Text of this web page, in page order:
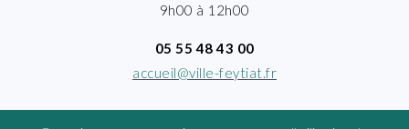
9h00 à 12h00
05 55 48 43 00
accueil@ville-feytiat.fr